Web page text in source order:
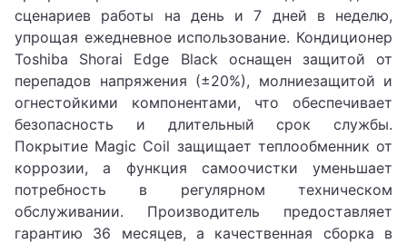
сценариев работы на день и 7 дней в неделю,
упрощая ежедневное использование. Кондиционер
Toshiba Shorai Edge Black оснащен защитой от
перепадов напряжения (±20%), молниезащитой и
огнестойкими компонентами, что обеспечивает
безопасность и длительный срок службы.
Покрытие Magic Coil защищает теплообменник от
коррозии, а функция самоочистки уменьшает
потребность в регулярном техническом
обслуживании. Производитель предоставляет
гарантию 36 месяцев, а качественная сборка в